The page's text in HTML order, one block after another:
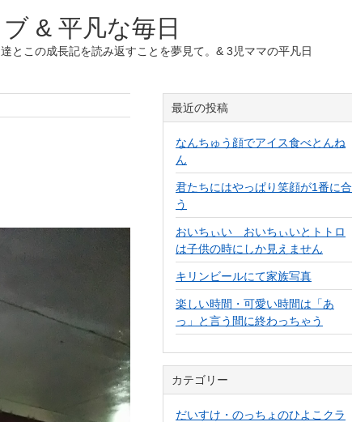
& 平凡な毎日
とこの成長記を読み返すことを夢見て。& 3児ママの平凡日
最近の投稿
なんちゅう顔でアイス食べとんね
ん
君たちにはやっぱり笑顔が1番に合
う
おいちぃい おいちぃいとトトロ
は子供の時にしか見えません
キリンビールにて家族写真
楽しい時間・可愛い時間は「あ
っ」と言う間に終わっちゃう
カテゴリー
だいすけ・のっちょのひよこクラ